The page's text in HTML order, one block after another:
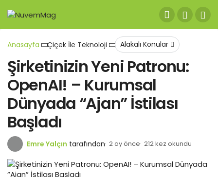
Anasayfa Çiçek İle Teknoloji Alakalı Konular
Şirketinizin Yeni Patronu:
OpenAI! – Kurumsal
Dünyada “Ajan” İstilası
Başladı
Emre Yalçın tarafından 2 ay önce 212 kez okundu